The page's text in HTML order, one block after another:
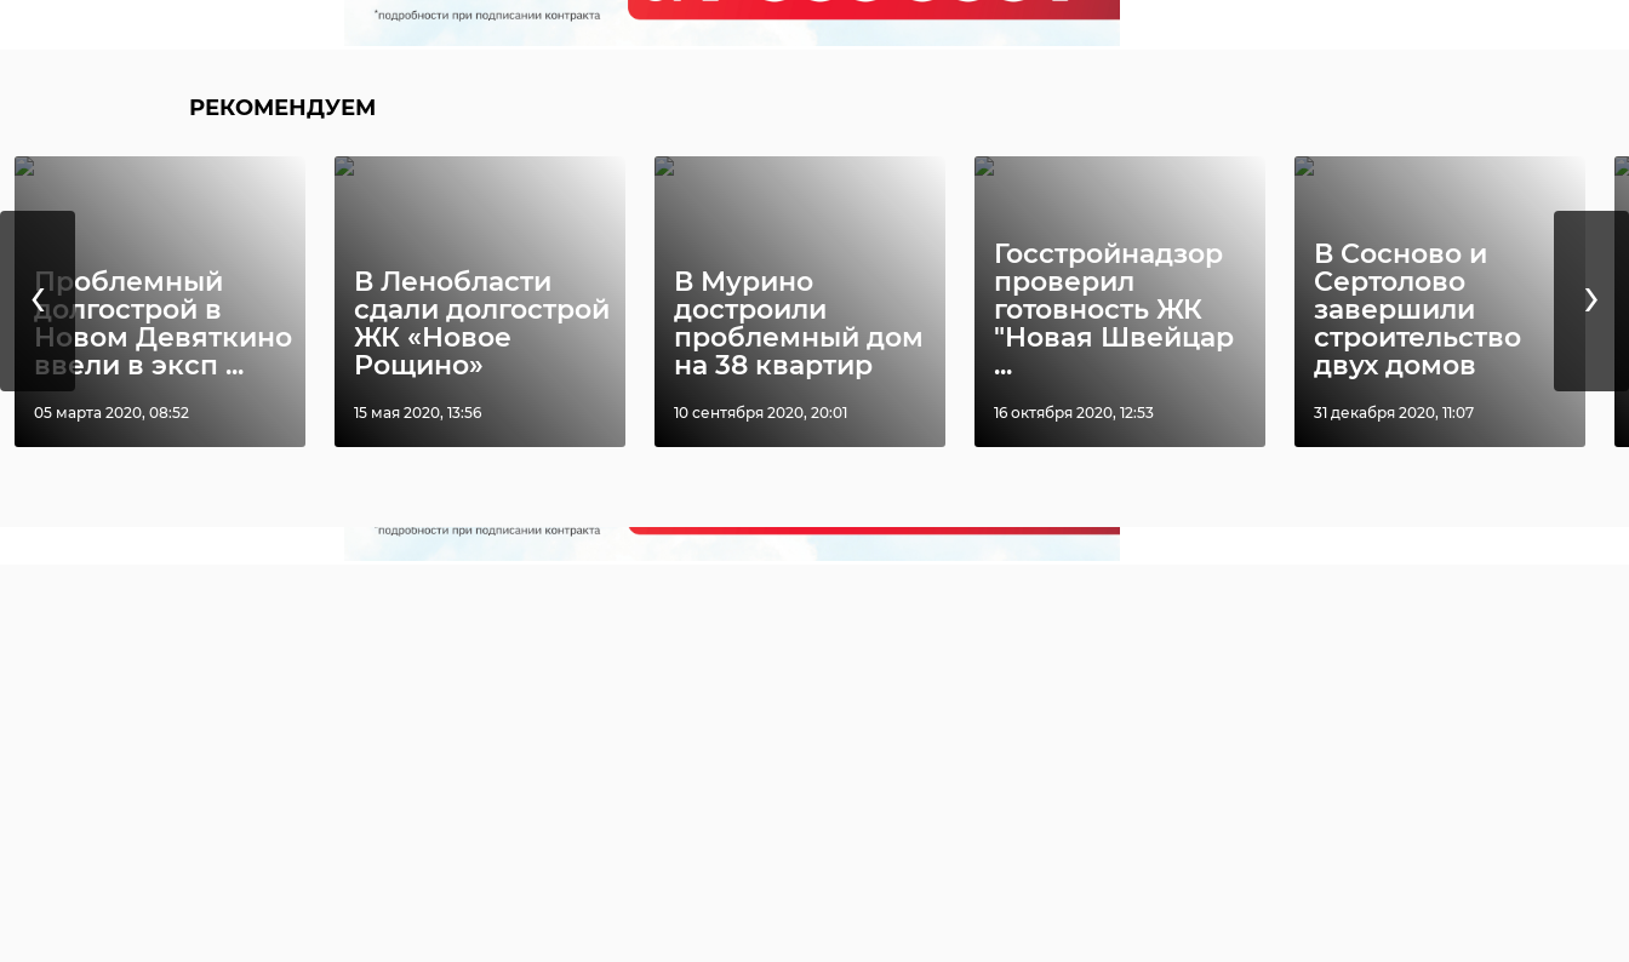
РЕКОМЕНДУЕМ
Проблемный
долгострой в
Новом Девяткино
ввели в эксп ...
05 марта 2020, 08:52
В Ленобласти
сдали долгострой
ЖК «Новое
Рощино»
15 мая 2020, 13:56
В Мурино
достроили
проблемный дом
на 38 квартир
10 сентября 2020, 20:01
Госстройнадзор
проверил
готовность ЖК
"Новая Швейцар
...
16 октября 2020, 12:53
В Сосново и
Сертолово
завершили
строительство
двух домов
31 декабря 2020, 11:07
‹ ›
аварийно-спасательная служба река волхов